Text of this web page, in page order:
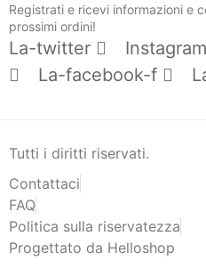
Registrati e ricevi informazioni e
prossimi ordini!
La-twitter Instagram
La-facebook-f
Tutti i diritti riservati.
Contattaci
FAQ
Politica sulla riservatezza
Progettato da Helloshop